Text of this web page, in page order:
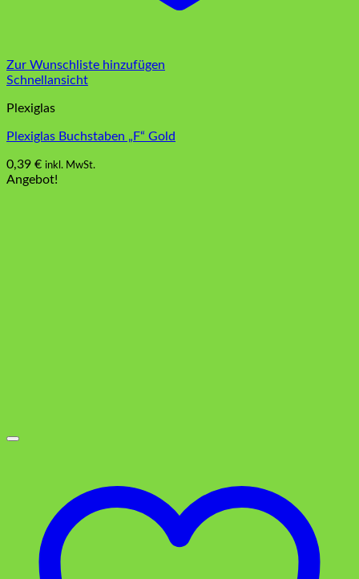
Zur Wunschliste hinzufügen
Schnellansicht
Plexiglas
Plexiglas Buchstaben „F“ Gold
0,39 € inkl. MwSt.
Angebot!